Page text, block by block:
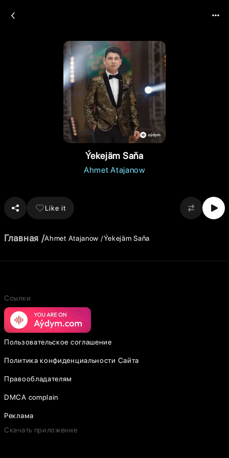
Ýekejäm Saňa
Ahmet Atajanow
Like it
Главная Ahmet Atajanow Ýekejäm Saňa
Ссылки
Пользовательское соглашение
Политика конфиденциальности Сайта
Правообладателям
DMCA complain
Реклама
Скачать приложение